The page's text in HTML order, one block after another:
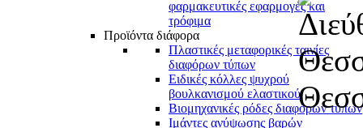
φαρμακευτικές εφαρμογές και
τρόφιμα
Προϊόντα διάφορα
Πλαστικές μεταφορικές ταινίες
διαφόρων τύπων
Ειδικές κόλλες ψυχρού
βουλκανισμού ελαστικού
Βιομηχανικές ρόδες διαφόρων τύπων
Ιμάντες ανύψωσης βαρών